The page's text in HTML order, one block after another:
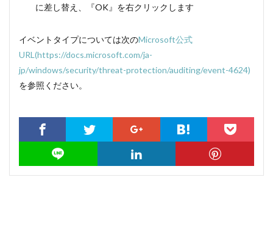
に差し替え、『OK』を右クリックします
イベントタイプについては次のMicrosoft公式
URL(https://docs.microsoft.com/ja-
jp/windows/security/threat-protection/auditing/event-4624)
を参照ください。